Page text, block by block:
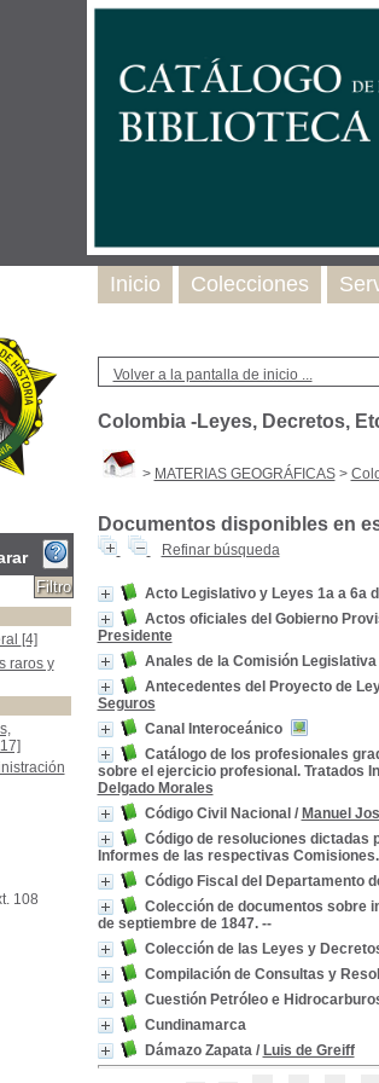
Volver a la pantalla de inicio ...
Colombia -Leyes, Decretos,
> MATERIAS GEOGRÁFICAS>
Documentos disponibles en
Refinar búsqueda
Acto Legislativo y Leyes 1a a 6a
Actos oficiales del Gobierno
Presidente
Anales de la Comisión Legislativa
Antecedentes del Proyecto de
Seguros
Canal Interoceánico
Catálogo de los profesionales
sobre el ejercicio profesional. Tratados
Delgado Morales
Código Civil Nacional / Manuel
Código de resoluciones dictadas
Informes de las respectivas
Código Fiscal del Departamento
Colección de documentos sobre
de septiembre de 1847. --
Colección de las Leyes y
Compilación de Consultas y
Cuestión Petróleo e
Cundinamarca
Dámazo Zapata / Luis de Greiff
Inicio Colecciones
[4]
y curiosos
raros y
Etc.
Pública
-Informes
-
-Colombia
-
-Secretaría de Hacienda
-
-Colombia
108